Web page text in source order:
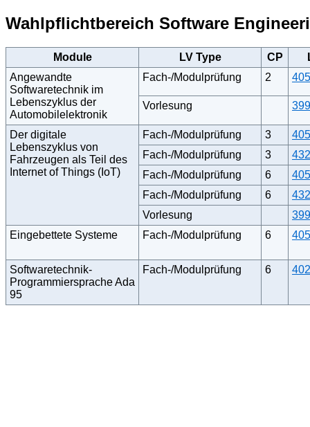
Wahlpflichtbereich Software
Module LV Type CP
Angewandte
Softwaretechnik im
Lebenszyklus der
Automobilelektronik
Fach-/Modulprüfung 2
Vorlesung
Der digitale
Lebenszyklus von
Fahrzeugen als Teil des
Internet of Things (IoT)
Fach-/Modulprüfung 3
Fach-/Modulprüfung
3
Fach-/Modulprüfung
6
Fach-/Modulprüfung
6
Vorlesung
Eingebettete Systeme
Fach-/Modulprüfung 6
Softwaretechnik-
Programmiersprache Ada
95
Fach-/Modulprüfung 6